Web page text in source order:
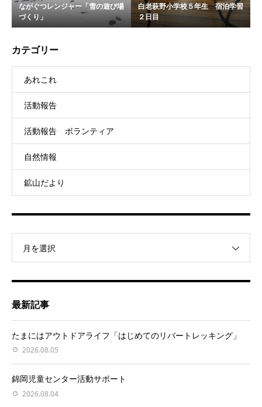
ながぐつレンジャー「雪の遊び場
づくり」
白老萩野小学校５年生 宿泊学習
２日目
カテゴリー
あれこれ
活動報告
活動報告 ボランティア
自然情報
鉱山だより
月を選択
最新記事
たまにはアウトドアライフ「はじめてのリバートレッキング」
2026.08.05
錦岡児童センター活動サポート
2026.08.04